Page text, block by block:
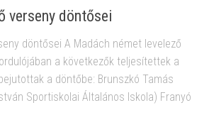
verseny döntősei
döntősei A Madách német levelező
a következők teljesítettek a
a döntőbe: Brunszkó Tamás
Sportiskolai Általános Iskola) Franyó